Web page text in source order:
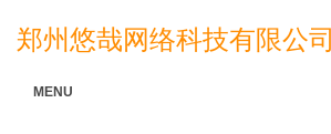
郑州悠哉网络科技有限公司
MENU